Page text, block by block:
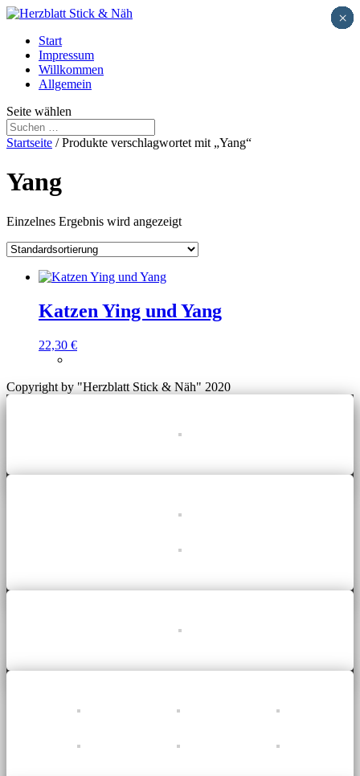
Start
Impressum
Willkommen
Allgemein
Seite wählen
Startseite / Produkte verschlagwortet mit „Yang“
Yang
Einzelnes Ergebnis wird angezeigt
Katzen Ying und Yang
22,30 €
Copyright by "Herzblatt Stick & Näh" 2020
×
×
×
×
×
×
×
×
×
×
×
×
×
×
×
×
×
×
×
×
×
×
×
×
×
×
×
×
×
×
×
×
×
×
×
×
×
×
×
×
×
×
×
×
×
×
×
×
×
×
×
×
×
×
×
×
×